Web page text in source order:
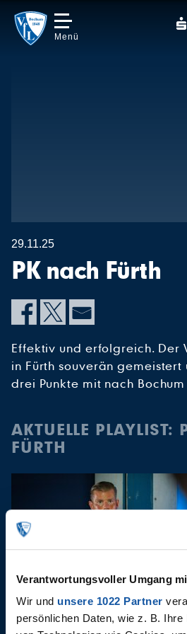
Verantwortungsvoller Umgang
Wir und unsere 1022 Partner
persönlichen Daten, wie z. B.
Menü
29.11.25
PK nach Fürth
Effektiv und erfolgreich. Der
in Fürth souverän
drei Punkte mit nach
AKTUELLE PLAYLIST:
FÜRTH
06.08.2026